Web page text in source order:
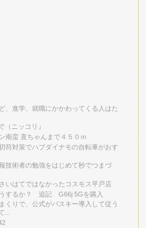
、進学、就職にかかわってくる人はた
（ニッコリ』
南蛮 直ちゃんまで４５０ｍ
符対策でハブダイナモの自転車がおす
技術者の勉強をはじめて秒でつまづ
はてではなかったコスモス平戸店
うするか？ 追記 G66j 5Gを購入
くりで、公式がパスキー導入して従う